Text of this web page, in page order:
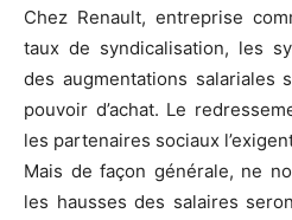
Chez Renault, entreprise
taux de syndicalisation, les
des augmentations salariales
pouvoir d’achat. Le
les partenaires sociaux
Mais de façon générale, ne
les hausses des salaires